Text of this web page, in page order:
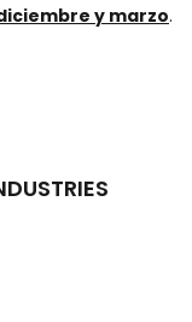
y marzo.